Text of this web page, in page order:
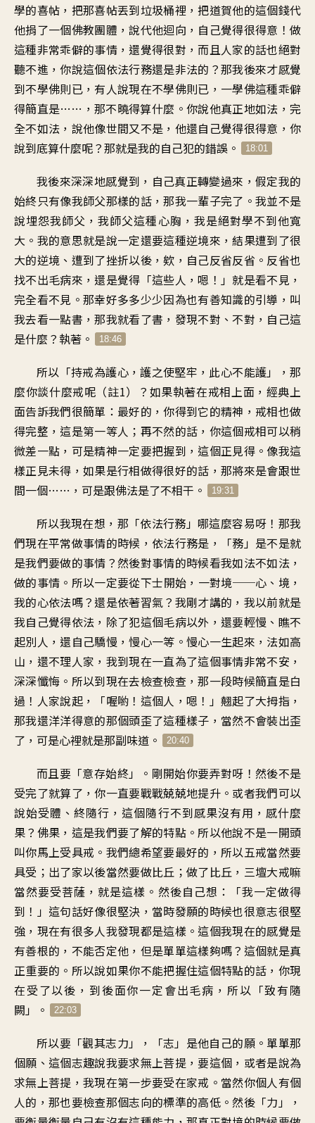
學的喜帖，把那喜帖丟到垃圾桶裡，把道賀他的這個錢代
他捐了一個佛教團體，說代他迴向，自己覺得很得意！做
這種非常乖僻的事情，還覺得很對，而且人家的話也絕對
聽不進，你說這個依法行務還是非法的？那我後來才感覺
到不學佛則已，有人說現在不學佛則已，一學佛這種乖僻
得簡直是……，那不曉得算什麼。你說他真正地如法，完
全不如法，說他像世間又不是，他還自己覺得很得意，你
說到底算什麼呢？那就是我的自己犯的錯誤。
18:01
我後來深深地感覺到，自己真正轉變過來，假定我的
始終只有像我師父那樣的話，那我一輩子完了。我並不是
說埋怨我師父，我師父這種心胸，我是絕對學不到他寬
大。我的意思就是說一定還要這種逆境來，結果遭到了很
大的逆境、遭到了挫折以後，欸，自己反省反省。反省也
找不出毛病來，還是覺得「這些人，嗯！」就是看不見，
完全看不見。那幸好多多少少因為也有善知識的引導，叫
我去看一點書，那我就看了書，發現不對、不對，自己這
是什麼？執著。
18:46
所以「持戒為護心，護之使堅牢，此心不能護」，那
麼你談什麼戒呢（註1）？如果執著在戒相上面，經典上
面告訴我們很簡單：最好的，你得到它的精神，戒相也做
得完整，這是第一等人；再不然的話，你這個戒相可以稍
微差一點，可是精神一定要把握到，這個正見得。像我這
樣正見未得，如果是行相做得很好的話，那將來是會跟世
間一個……，可是跟佛法是了不相干。
19:31
所以我現在想，那「依法行務」哪這麼容易呀！那我
們現在平常做事情的時候，依法行務是，「務」是不是就
是我們要做的事情？然後對事情的時候看我如法不如法，
做的事情。所以一定要從下士開始，一對境──心、境，
我的心依法嗎？還是依著習氣？我剛才講的，我以前就是
我自己覺得依法，除了犯這個毛病以外，還要輕慢、瞧不
起別人，還自己驕慢，慢心一等。慢心一生起來，法如高
山，還不理人家，我到現在一直為了這個事情非常不安，
深深懺悔。所以到現在去檢查檢查，那一段時候簡直是白
過！人家說起，「喔喲！這個人，嗯！」翹起了大拇指，
那我還洋洋得意的那個頭歪了這種樣子，當然不會裝出歪
了，可是心裡就是那副味道。
20:40
而且要「意存始終」。剛開始你要弄對呀！然後不是
受完了就算了，你一直要戰戰兢兢地提升。或者我們可以
說始受體、終隨行，這個隨行不到感果沒有用，感什麼
果？佛果，這是我們要了解的特點。所以他說不是一開頭
叫你馬上受具戒。我們總希望要最好的，所以五戒當然要
具受；出了家以後當然要做比丘；做了比丘，三壇大戒嘛
當然要受菩薩，就是這樣。然後自己想：「我一定做得
到！」這句話好像很堅決，當時發願的時候也很意志很堅
強，現在有很多人我發現都是這樣。這個我現在的感覺是
有善根的，不能否定他，但是單單這樣夠嗎？這個就是真
正重要的。所以說如果你不能把握住這個特點的話，你現
在受了以後，到後面你一定會出毛病，所以「致有隨
闕」。
22:03
所以要「觀其志力」，「志」是他自己的願。單單那
個願、這個志趣說我要求無上菩提，要這個，或者是說為
求無上菩提，我現在第一步要受在家戒。當然你個人有個
人的，那也要檢查那個志向的標準的高低。然後「力」，